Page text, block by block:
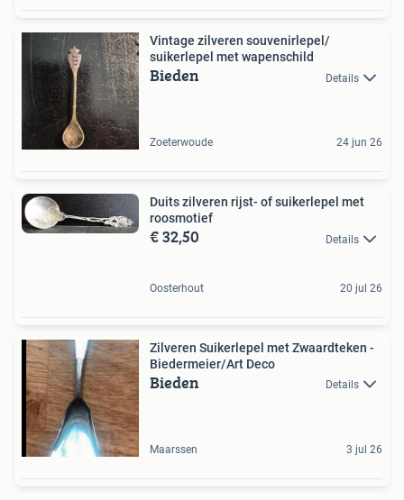
Vintage zilveren souvenirlepel/
suikerlepel met wapenschild
Bieden Details
Zoeterwoude 24 jun 26
Duits zilveren rijst- of suikerlepel met
roosmotief
€ 32,50 Details
Oosterhout 20 jul 26
Zilveren Suikerlepel met Zwaardteken -
Biedermeier/Art Deco
Bieden Details
Maarssen 3 jul 26